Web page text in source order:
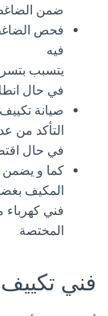
ضمن
فحص
فيه
يتسبب
في حال
صيانة
التأكد من
في حال
كما و يضمن
المكيف
فني
المختصة.
فني